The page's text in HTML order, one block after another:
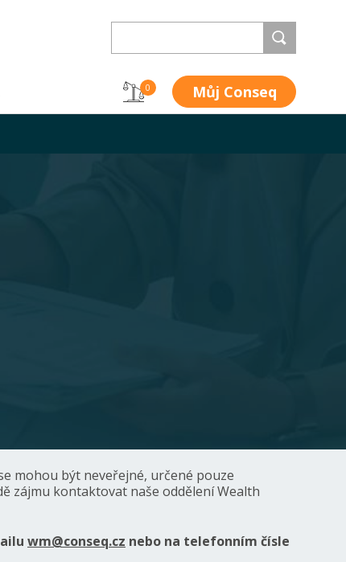
0 Můj Conseq
mohou být neveřejné, určené pouze
zájmu kontaktovat naše oddělení Wealth
wm@conseq.cz nebo na telefonním čísle